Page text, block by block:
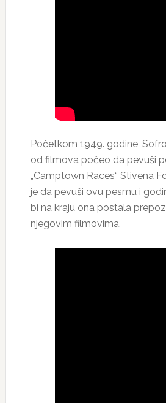
Početkom 1949. godine,
od filmova počeo da pevuši
„Camptown Races“ Stivena
je da pevuši ovu pesmu i
bi na kraju ona postala
njegovim filmovima.